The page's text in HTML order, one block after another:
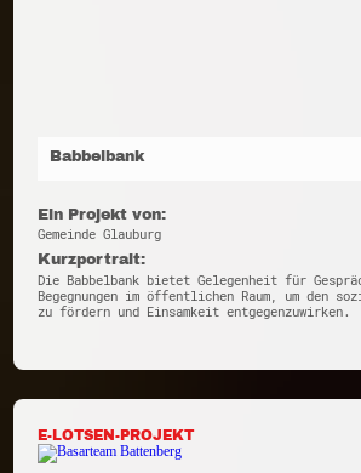
Babbelbank
Ein Projekt von:
Gemeinde Glauburg
Kurzportrait:
Die Babbelbank bietet Gelegenheit für
Begegnungen im öffentlichen Raum, um den
zu fördern und Einsamkeit entgegenzuwirken.
E-LOTSEN-PROJEKT